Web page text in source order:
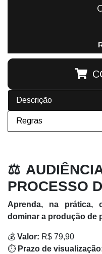
Descrição
Regras
⚖️
PROCESSO
Aprenda, na prática,
dominar a produção de
💰 Valor: R$ 79,90
⏱️ Prazo de